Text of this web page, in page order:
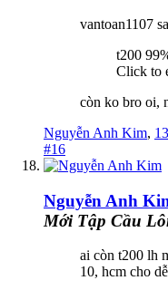
vantoan1107
t200
Click to
còn ko bro oi,
Nguyễn Anh Kim,
#16
Nguyễn Anh
Mới Tập Cầu
ai còn t200 lh
10, hcm cho